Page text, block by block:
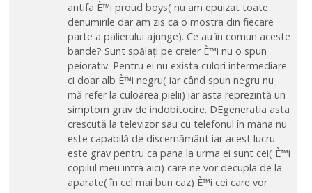
antifa È™i proud boys( nu am epuizat toate
denumirile dar am zis ca o mostra din fiecare
parte a palierului ajunge). Ce au în comun aceste
bande? Sunt spălați pe creier È™i nu o spun
peiorativ. Pentru ei nu exista culori intermediare
ci doar alb È™i negru( iar când spun negru nu
mă refer la culoarea pielii) iar asta reprezintă un
simptom grav de indobitocire. DEgeneratia asta
crescută la televizor sau cu telefonul în mana nu
este capabilă de discernământ iar acest lucru
este grav pentru ca pana la urma ei sunt cei( È™i
copilul meu intra aici) care ne vor decupla de la
aparate( în cel mai bun caz) È™i cei care vor